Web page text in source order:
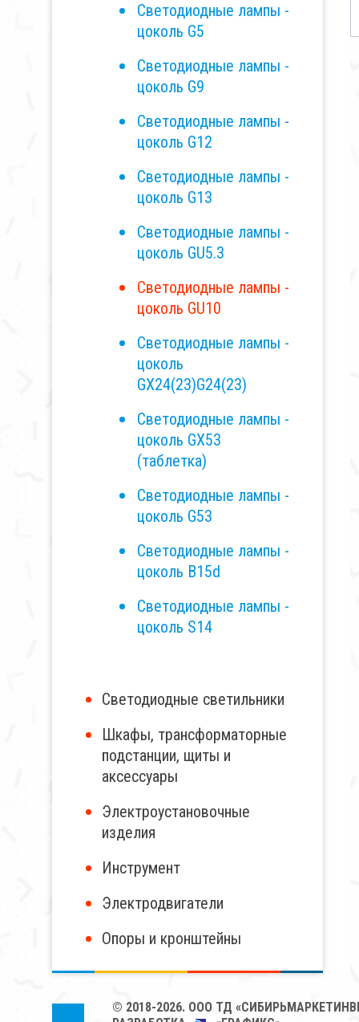
Светодиодные лампы -
цоколь G5
Светодиодные лампы -
цоколь G9
Светодиодные лампы -
цоколь G12
Светодиодные лампы -
цоколь G13
Светодиодные лампы -
цоколь GU5.3
Светодиодные лампы -
цоколь GU10
Светодиодные лампы -
цоколь
GX24(23)G24(23)
Светодиодные лампы -
цоколь GX53
(таблетка)
Светодиодные лампы -
цоколь G53
Светодиодные лампы -
цоколь B15d
Светодиодные лампы -
цоколь S14
Светодиодные светильники
Шкафы, трансформаторные
подстанции, щиты и
аксессуары
Электроустановочные
изделия
Инструмент
Электродвигатели
Опоры и кронштейны
© 2018-2026. ООО ТД